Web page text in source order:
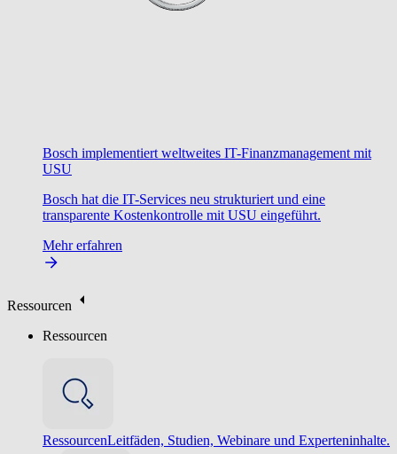
Bosch implementiert weltweites IT-Finanzmanagement mit
USU
Bosch hat die IT-Services neu strukturiert und eine
transparente Kostenkontrolle mit USU eingeführt.
Mehr erfahren
Ressourcen
Ressourcen
RessourcenLeitfäden, Studien, Webinare und Experteninhalte.